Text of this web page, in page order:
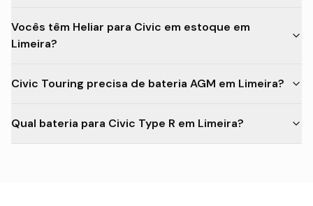
Vocês têm Heliar para Civic em estoque em
Limeira?
Civic Touring precisa de bateria AGM em Limeira?
Qual bateria para Civic Type R em Limeira?